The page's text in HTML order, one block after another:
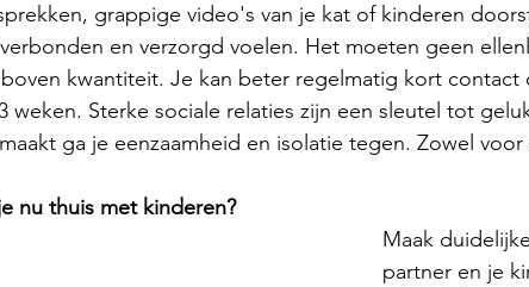
grappige video's van je kat of kinderen
en verzorgd voelen. Het moeten geen
kwantiteit. Je kan beter regelmatig kort contact
weken. Sterke sociale relaties zijn een sleutel tot
ga je eenzaamheid en isolatie tegen. Zowel voor
nu thuis met kinderen?
Maak
partner en je